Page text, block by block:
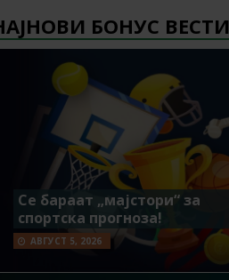
БОНУС ВЕСТИ
Се бараат „мајстори“ за
спортска прогноза!
АВГУСТ 5, 2026